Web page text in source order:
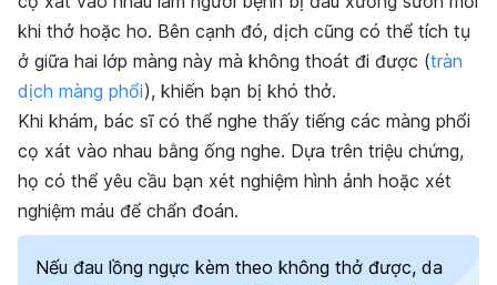
khi thở hoặc ho. Bên cạnh đó, dịch cũng có thể tích tụ
ở giữa hai lớp màng này mà không thoát đi được (tràn
dịch màng phổi), khiến bạn bị khó thở.
Khi khám, bác sĩ có thể nghe thấy tiếng các màng phổi
cọ xát vào nhau bằng ống nghe. Dựa trên triệu chứng,
họ có thể yêu cầu bạn xét nghiệm hình ảnh hoặc xét
nghiệm máu để chẩn đoán.
Nếu đau lồng ngực kèm theo không thở được, da